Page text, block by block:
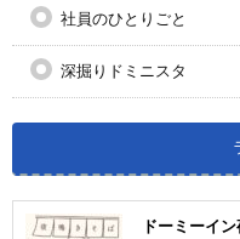
社員のひとりごと
深掘りドミニスタ
ドーミーイ